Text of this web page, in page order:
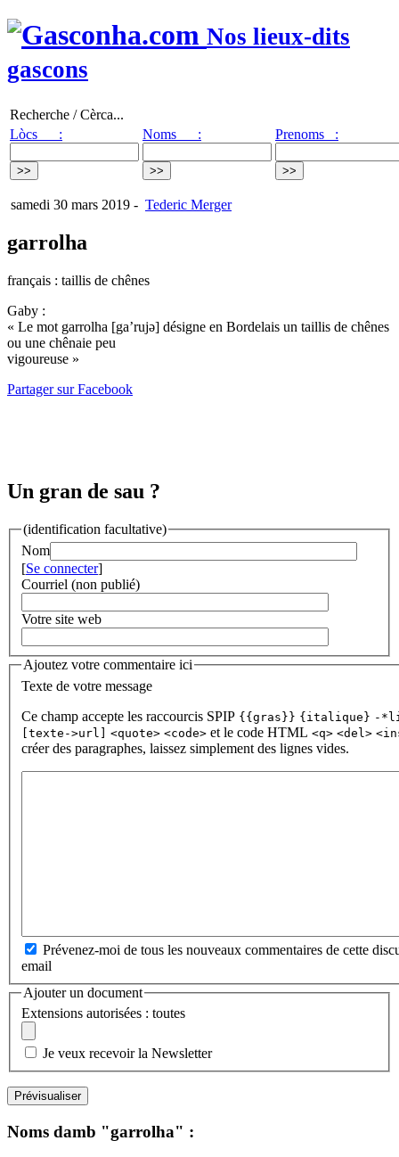
Nos lieux-dits
gascons
Recherche / Cèrca...
Lòcs :
Noms : Prenoms :
samedi 30 mars 2019 - Tederic Merger
garrolha
français : taillis de chênes
Gaby :
« Le mot garrolha [ga’rujə] désigne en Bordelais un taillis de chênes
ou une chênaie peu
vigoureuse »
Partager sur Facebook
Un gran de sau ?
(identification facultative)
Nom
[Se connecter]
Courriel (non publié)
Votre site web
Ajoutez votre commentaire ici
Texte de votre message
Ce champ accepte les raccourcis SPIP {{gras}} {italique} -
[texte->url] <quote> <code> et le code HTML <q> <del>
créer des paragraphes, laissez simplement des lignes vides.
Prévenez-moi de tous les nouveaux commentaires de cette
email
Ajouter un document
Extensions autorisées : toutes
Je veux recevoir la Newsletter
Noms damb "garrolha" :